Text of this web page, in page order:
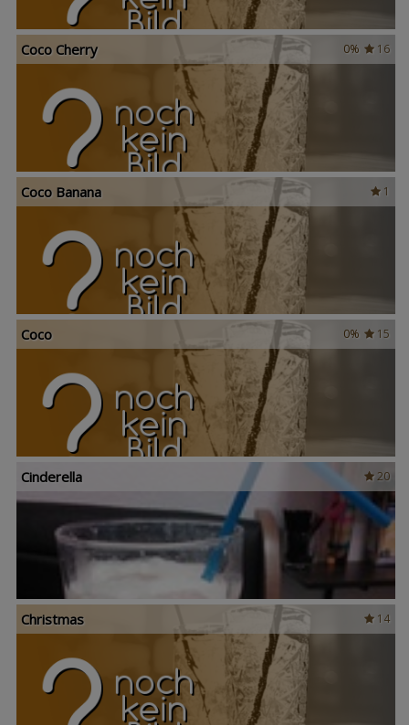
16
0%
Coco Cherry
1
Coco Banana
15
0%
Coco
20
Cinderella
14
Christmas